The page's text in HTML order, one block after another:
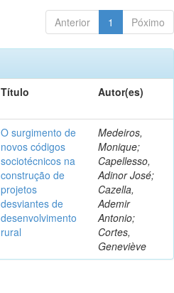
Anterior 1 Póximo
Título Autor(es)
O surgimento de
novos códigos
sociotécnicos na
construção de
projetos
desviantes de
desenvolvimento
rural
Medeiros,
Monique;
Capellesso,
Adinor José;
Cazella,
Ademir
Antonio;
Cortes,
Geneviève